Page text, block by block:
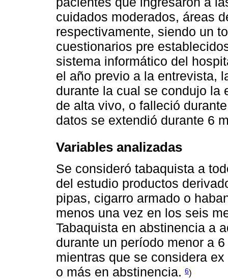
cuidados moderados, áreas
respectivamente, siendo un
cuestionarios pre
sistema informático del
el año previo a la entrevista,
durante la cual se condujo la
de alta vivo, o falleció
datos se extendió durante 6
Variables analizadas
Se consideró tabaquista a
del estudio productos
pipas, cigarro armado o
menos una vez en los seis
Tabaquista en abstinencia a
durante un período menor a
mientras que se considera
o más en abstinencia. 6)